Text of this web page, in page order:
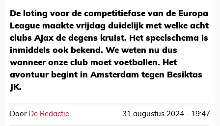
De loting voor de competitiefase van de Europa
League maakte vrijdag duidelijk met welke acht
clubs Ajax de degens kruist. Het speelschema is
inmiddels ook bekend. We weten nu dus
wanneer onze club moet voetballen. Het
avontuur begint in Amsterdam tegen Besiktas
JK.
Door De Redactie 31 augustus 2024 - 19:47